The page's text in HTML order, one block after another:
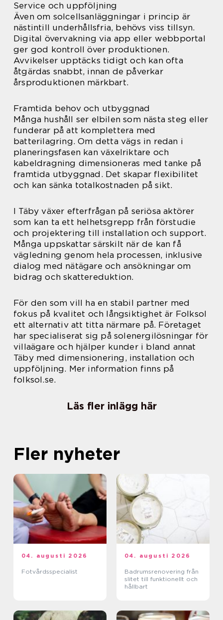
Service och uppföljning
Även om solcellsanläggningar i princip är
nästintill underhållsfria, behövs viss tillsyn.
Digital övervakning via app eller webbportal
ger god kontroll över produktionen.
Avvikelser upptäcks tidigt och kan ofta
åtgärdas snabbt, innan de påverkar
årsproduktionen märkbart.
Framtida behov och utbyggnad
Många hushåll ser elbilen som nästa steg eller
funderar på att komplettera med
batterilagring. Om detta vägs in redan i
planeringsfasen kan växelriktare och
kabeldragning dimensioneras med tanke på
framtida utbyggnad. Det skapar flexibilitet
och kan sänka totalkostnaden på sikt.
I Täby växer efterfrågan på seriösa aktörer
som kan ta ett helhetsgrepp från förstudie
och projektering till installation och support.
Många uppskattar särskilt när de kan få
vägledning genom hela processen, inklusive
dialog med nätägare och ansökningar om
bidrag och skattereduktion.
För den som vill ha en stabil partner med
fokus på kvalitet och långsiktighet är Folksol
ett alternativ att titta närmare på. Företaget
har specialiserat sig på solenergilösningar för
villaägare och hjälper kunder i bland annat
Täby med dimensionering, installation och
uppföljning. Mer information finns på
folksol.se.
Läs fler inlägg här
Fler nyheter
04. augusti 2026
Fotvårdsspecialist
04. augusti 2026
Badrumsrenovering från
slitet till funktionellt och
hållbart